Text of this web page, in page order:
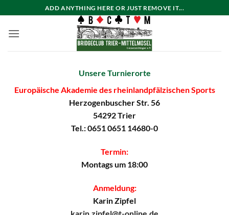
Inhalt
springen
ADD ANYTHING HERE OR JUST REMOVE IT...
Unsere Turnierorte
Europäische Akademie des rheinlandpfälzischen Sports
Herzogenbuscher Str. 56
54292 Trier
Tel.: 0651 0651 14680-0
Termin:
Montags um 18:00
Anmeldung:
Karin Zipfel
karin.zipfel@t-online.de